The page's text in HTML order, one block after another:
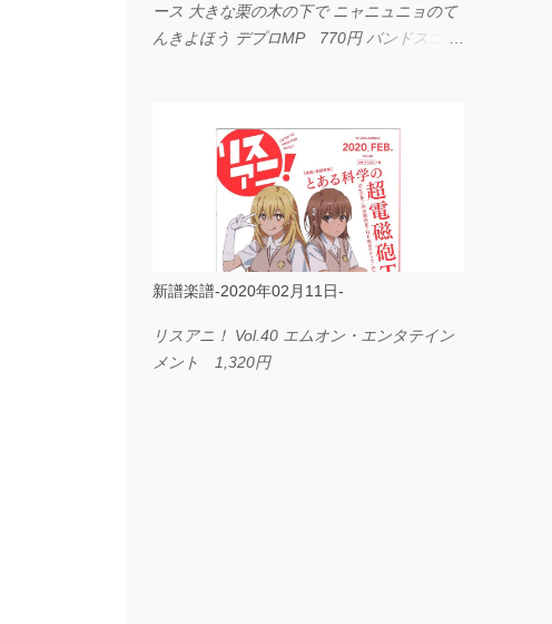
ース 大きな栗の木の下で ニャニュニョのて
んきよほう デプロMP 770円 バンドスコア
ス I LOVE．．． Official髭男dism やさしく
弾ける ピアノピース フェアリー 660円
BP2225 Kingdom of the Heavens 春畑道哉
バンドピース フェアリー 825円
新譜楽譜-2020年02月11日-
リスアニ！ Vol.40 エムオン・エンタテイン
メント 1,320円